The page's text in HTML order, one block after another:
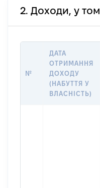
2. Доходи, у
№
ДАТА
ОТРИМАННЯ
ДОХОДУ
(НАБУТТЯ У
ВЛАСНІСТЬ)